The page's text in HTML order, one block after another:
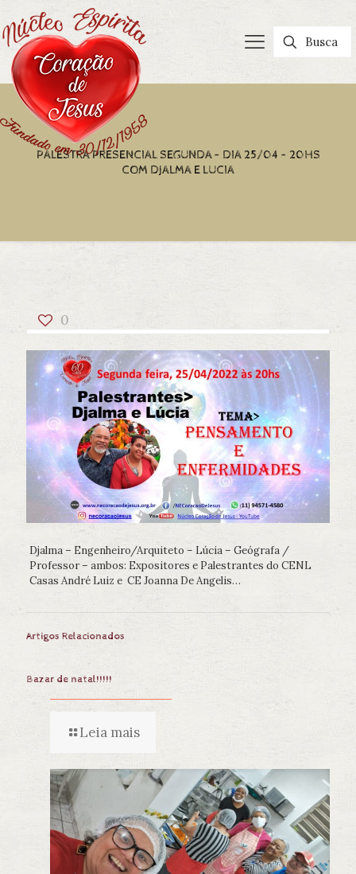
PALESTRA PRESENCIAL SEGUNDA – DIA 25/04 – 20HS
COM DJALMA E LUCIA
0
Djalma – Engenheiro/Arquiteto – Lúcia – Geógrafa /
Professor – ambos: Expositores e Palestrantes do CENL
Casas André Luiz e CE Joanna De Angelis…
Artigos Relacionados
Bazar de natal!!!!!
Leia mais